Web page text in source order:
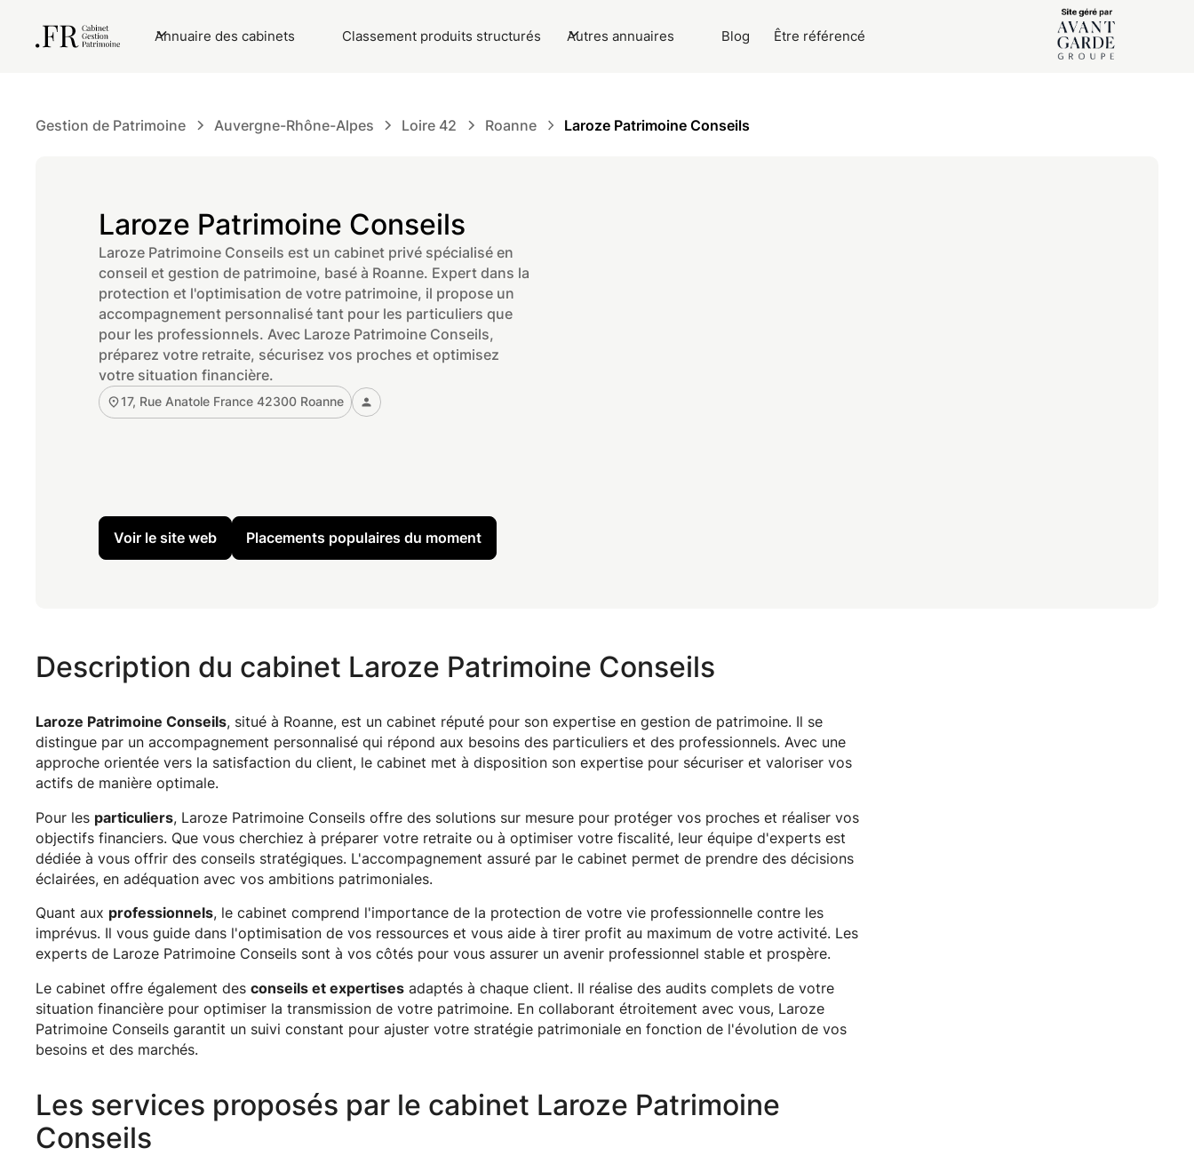
Annuaire des cabinets Classement produits structurés Autres annuaires Blog Être référencé
Gestion de Patrimoine Auvergne-Rhône-Alpes Loire 42 Roanne Laroze Patrimoine Conseils
Laroze Patrimoine Conseils
Laroze Patrimoine Conseils est un cabinet privé spécialisé en
conseil et gestion de patrimoine, basé à Roanne. Expert dans la
protection et l'optimisation de votre patrimoine, il propose un
accompagnement personnalisé tant pour les particuliers que
pour les professionnels. Avec Laroze Patrimoine Conseils,
préparez votre retraite, sécurisez vos proches et optimisez
votre situation financière.
17, Rue Anatole France 42300 Roanne
Voir le site web Placements populaires du moment
Description du cabinet Laroze Patrimoine Conseils
Laroze Patrimoine Conseils, situé à Roanne, est un cabinet réputé pour son expertise en gestion de patrimoine. Il se
distingue par un accompagnement personnalisé qui répond aux besoins des particuliers et des professionnels. Avec une
approche orientée vers la satisfaction du client, le cabinet met à disposition son expertise pour sécuriser et valoriser vos
actifs de manière optimale.
Pour les particuliers, Laroze Patrimoine Conseils offre des solutions sur mesure pour protéger vos proches et réaliser vos
objectifs financiers. Que vous cherchiez à préparer votre retraite ou à optimiser votre fiscalité, leur équipe d'experts est
dédiée à vous offrir des conseils stratégiques. L'accompagnement assuré par le cabinet permet de prendre des décisions
éclairées, en adéquation avec vos ambitions patrimoniales.
Quant aux professionnels, le cabinet comprend l'importance de la protection de votre vie professionnelle contre les
imprévus. Il vous guide dans l'optimisation de vos ressources et vous aide à tirer profit au maximum de votre activité. Les
experts de Laroze Patrimoine Conseils sont à vos côtés pour vous assurer un avenir professionnel stable et prospère.
Le cabinet offre également des conseils et expertisesadaptés à chaque client. Il réalise des audits complets de votre
situation financière pour optimiser la transmission de votre patrimoine. En collaborant étroitement avec vous, Laroze
Patrimoine Conseils garantit un suivi constant pour ajuster votre stratégie patrimoniale en fonction de l'évolution de vos
besoins et des marchés.
Les services proposés par le cabinet Laroze Patrimoine
Conseils